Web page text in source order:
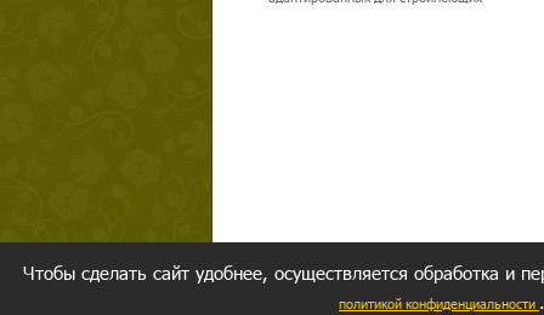
Чтобы сделать сайт удобнее, осуществляется обработка и
политикой конфиденциальности